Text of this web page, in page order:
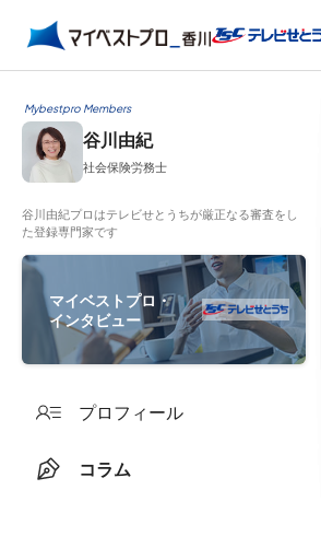
Mybestpro Members
谷川由紀
社会保険労務士
谷川由紀プロはテレビせとうちが厳正なる審査をし
た登録専門家です
マイベストプロ・
インタビュー
プロフィール
コラム